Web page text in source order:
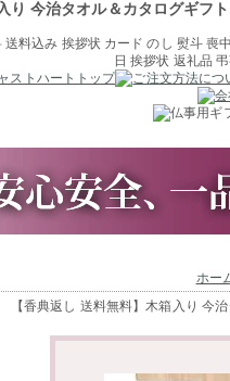
り 今治タオル＆カタログギフ
ホー
【香典返し 送料無料】木箱入り 今